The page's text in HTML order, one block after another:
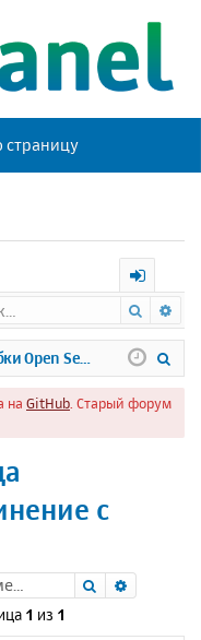
страницу
х
о
д
Поиск
на GitHub . Старый форум
с
Поиск
1 из 1